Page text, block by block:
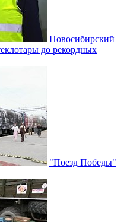
Новосибирский
до рекордных
"Поезд Победы"